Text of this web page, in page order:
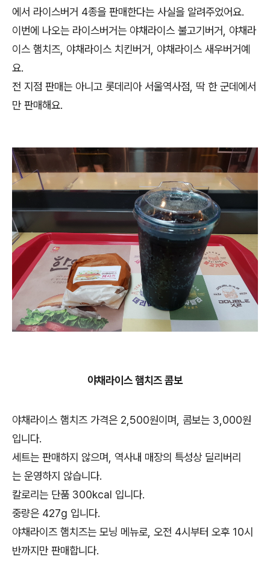
에서 라이스버거 4종을 판매한다는 사실을 알려주었어요.
이번에 나오는 라이스버거는 야채라이스 불고기버거, 야채라
이스 햄치즈, 야채라이스 치킨버거, 야채라이스 새우버거예
요.
전 지점 판매는 아니고 롯데리아 서울역사점, 딱 한 군데에서
만 판매해요.
야채라이스 햄치즈 콤보
야채라이스 햄치즈 가격은 2,500원이며, 콤보는 3,000원
입니다.
세트는 판매하지 않으며, 역사내 매장의 특성상 딜리버리
는 운영하지 않습니다.
칼로리는 단품 300kcal 입니다.
중량은 427g 입니다.
야채라이즈 햄치즈는 모닝 메뉴로, 오전 4시부터 오후 10시
반까지만 판매합니다.